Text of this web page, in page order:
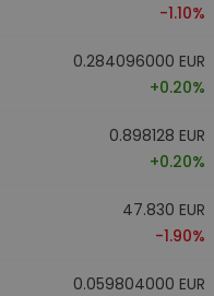
-1.10%
0.284096000 EUR
+0.20%
0.898128 EUR
+0.20%
47.830 EUR
-1.90%
0.059804000 EUR